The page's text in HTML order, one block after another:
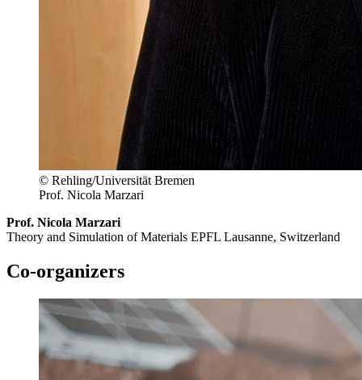
© Rehling/Universität Bremen
Prof. Nicola Marzari
Prof. Nicola Marzari
Theory and Simulation of Materials EPFL Lausanne, Switzerland
Co-organizers